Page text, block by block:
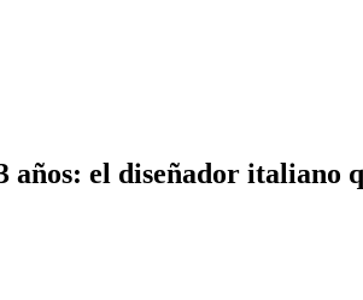
años: el diseñador